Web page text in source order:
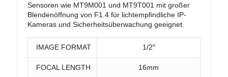
Sensoren wie MT9M001 und MT9T001 mit großer
Blendenöffnung von F1.4 für lichtempfindliche IP-
Kameras und Sicherheitsüberwachung geeignet.
IMAGE FORMAT 1/2″
FOCAL LENGTH 16mm